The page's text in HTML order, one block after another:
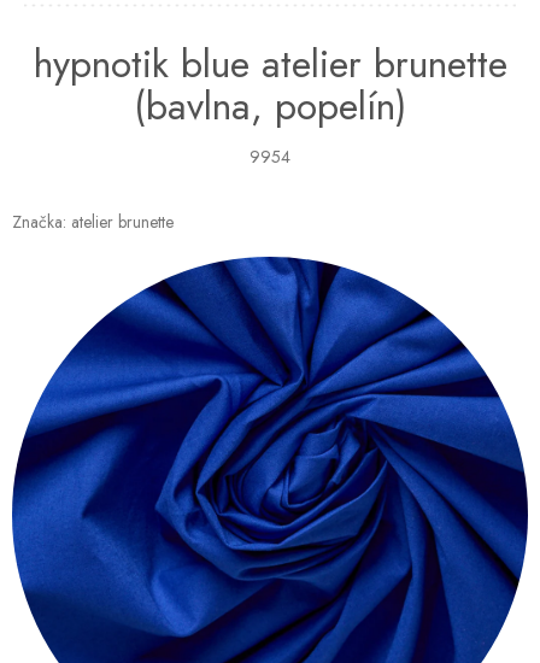
hypnotik blue atelier brunette
(bavlna, popelín)
9954
Značka: atelier brunette